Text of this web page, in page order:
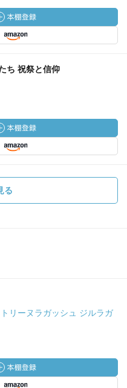
ち 祝祭と信仰
る
リーヌラガッシュ ジルラガ